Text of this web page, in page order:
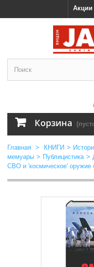
Акции
Корзина
Главная > КНИГИ >
мемуары > Публицистика >
СВО и 'космическое' оружие